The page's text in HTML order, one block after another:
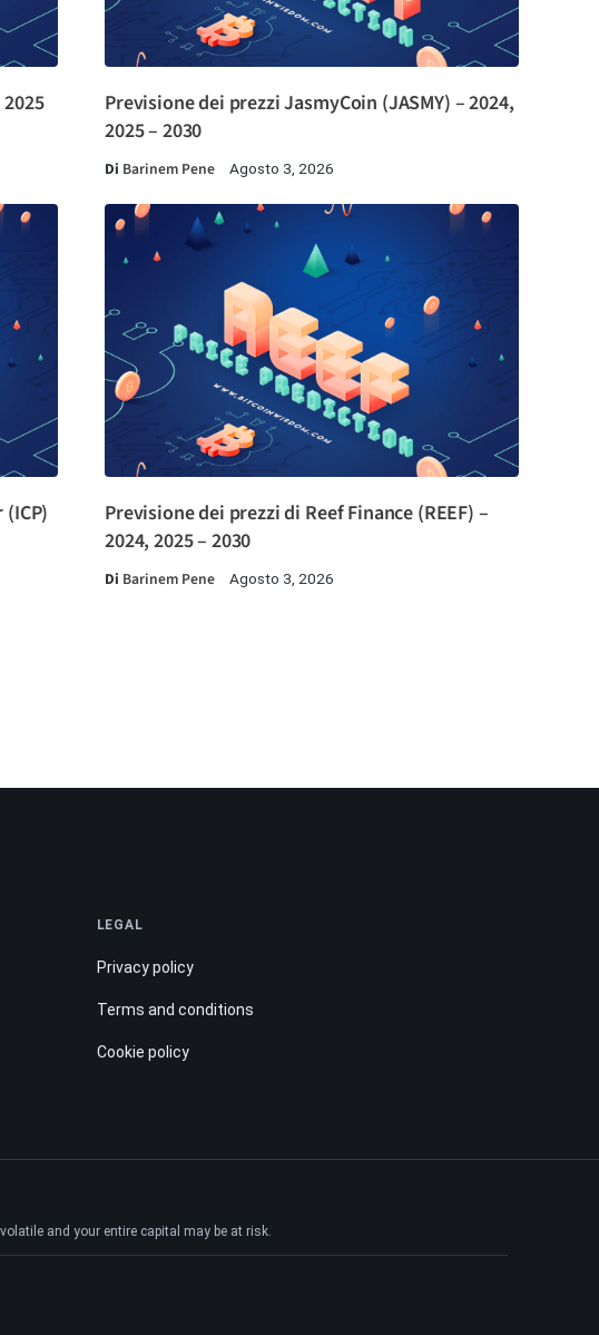
Previsione dei prezzi JasmyCoin (JASMY) – 2024,
2025 – 2030
Di Barinem Pene Agosto 3, 2026
Previsione dei prezzi di Reef Finance (REEF) –
2024, 2025 – 2030
Di Barinem Pene Agosto 3, 2026
LEGAL
Privacy policy
Terms and conditions
Cookie policy
and your entire capital may be at risk.